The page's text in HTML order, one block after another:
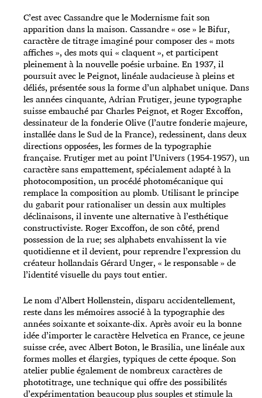
C’est avec Cassandre que le Modernisme fait son
apparition dans la maison. Cassandre « ose » le Bifur,
caractère de titrage imaginé pour composer des « mots
affiches », des mots qui « claquent », et participent
pleinement à la nouvelle poésie urbaine. En 1937, il
poursuit avec le Peignot, linéale audacieuse à pleins et
déliés, présentée sous la forme d’un alphabet unique. Dans
les années cinquante, Adrian Frutiger, jeune typographe
suisse embauché par Charles Peignot, et Roger Excoffon,
dessinateur de la fonderie Olive (l’autre fonderie majeure,
installée dans le Sud de la France), redessinent, dans deux
directions opposées, les formes de la typographie
française. Frutiger met au point l’Univers (1954-1957), un
caractère sans empattement, spécialement adapté à la
photocomposition, un procédé photomécanique qui
remplace la composition au plomb. Utilisant le principe
du gabarit pour rationaliser un dessin aux multiples
déclinaisons, il invente une alternative à l’esthétique
constructiviste. Roger Excoffon, de son côté, prend
possession de la rue; ses alphabets envahissent la vie
quotidienne et il devient, pour reprendre l’expression du
créateur hollandais Gérard Unger, « le responsable » de
l’identité visuelle du pays tout entier.
Le nom d’Albert Hollenstein, disparu accidentel­lement,
reste dans les mémoires associé à la typographie des
années soixante et soixante-dix. Après avoir eu la bonne
idée d’importer le caractère Helvetica en France, ce jeune
suisse crée, avec Albert Boton, le Brasilia, une linéale aux
formes molles et élargies, typiques de cette époque. Son
atelier publie également de nombreux caractères de
phototitrage, une technique qui offre des possibilités
d’expérimentation beaucoup plus souples et stimule la